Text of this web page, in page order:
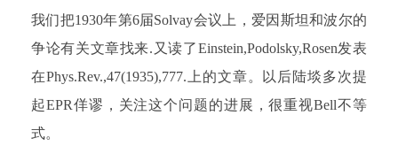
我们把1930年第6届Solvay会议上，爱因斯坦和波尔的
争论有关文章找来.又读了Einstein,Podolsky,Rosen发表
在Phys.Rev.,47(1935),777.上的文章。以后陆埮多次提
起EPR佯谬，关注这个问题的进展，很重视Bell不等
式。